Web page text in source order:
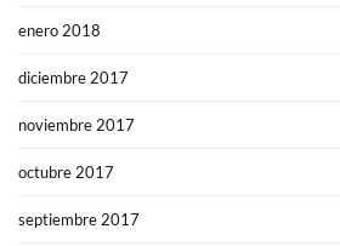
enero 2018
diciembre 2017
noviembre 2017
octubre 2017
septiembre 2017